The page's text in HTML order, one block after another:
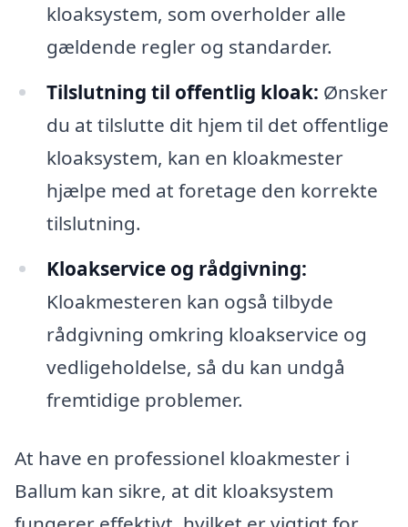
kloaksystem, som overholder alle
gældende regler og standarder.
Tilslutning til offentlig kloak: Ønsker
du at tilslutte dit hjem til det offentlige
kloaksystem, kan en kloakmester
hjælpe med at foretage den korrekte
tilslutning.
Kloakservice og rådgivning:
Kloakmesteren kan også tilbyde
rådgivning omkring kloakservice og
vedligeholdelse, så du kan undgå
fremtidige problemer.
At have en professionel kloakmester i
Ballum kan sikre, at dit kloaksystem